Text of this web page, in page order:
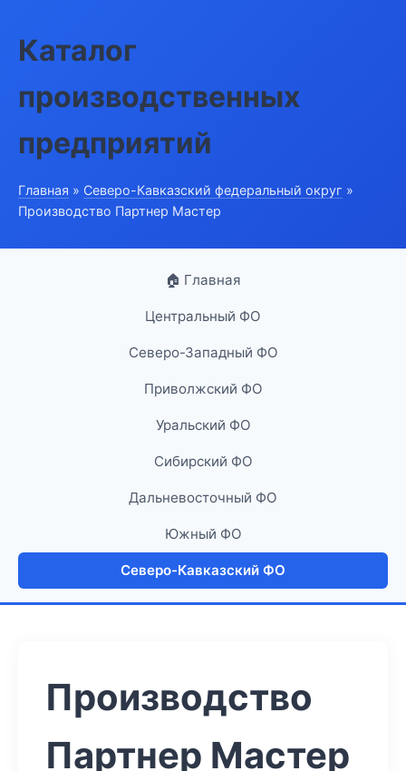
Каталог
производственных
предприятий
Главная » Северо-Кавказский федеральный округ »
Производство Партнер Мастер
🏠 Главная
Центральный ФО
Северо-Западный ФО
Приволжский ФО
Уральский ФО
Сибирский ФО
Дальневосточный ФО
Южный ФО
Северо-Кавказский ФО
Производство
Партнер Мастер